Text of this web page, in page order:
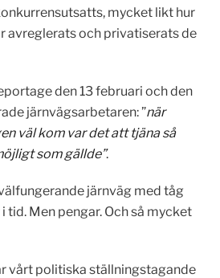
mycket likt hur
avreglerats och privatiserats de
den 13 februari och den
järnvägsarbetaren: ”när
väl kom var det att tjäna så
som gällde”.
järnväg med tåg
tid. Men pengar. Och så mycket
vårt politiska ställningstagande